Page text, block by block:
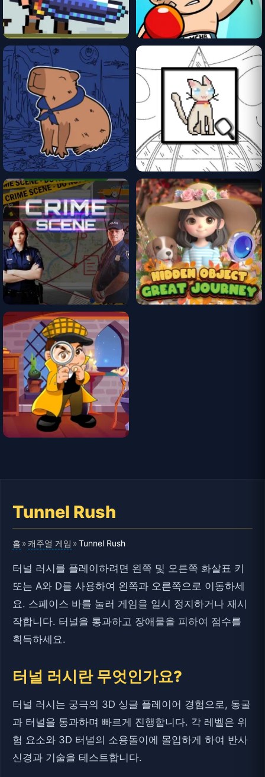
Tunnel Rush
홈 »캐주얼 게임 »Tunnel Rush
터널 러시를 플레이하려면 왼쪽 및 오른쪽 화살표 키
또는 A와 D를 사용하여 왼쪽과 오른쪽으로 이동하세
요. 스페이스 바를 눌러 게임을 일시 정지하거나 재시
작합니다. 터널을 통과하고 장애물을 피하여 점수를
획득하세요.
터널 러시란 무엇인가요?
터널 러시는 궁극의 3D 싱글 플레이어 경험으로, 동굴
과 터널을 통과하며 빠르게 진행합니다. 각 레벨은 위
험 요소와 3D 터널의 소용돌이에 몰입하게 하여 반사
신경과 기술을 테스트합니다.